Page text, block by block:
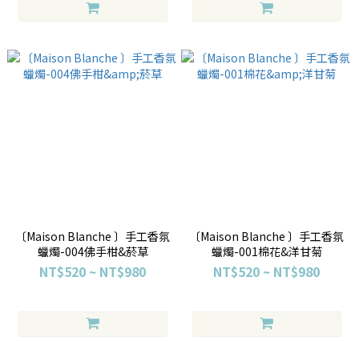
〔Maison Blanche 〕手工香氛
蠟燭-004佛手柑&菸草
NT$520 ~ NT$980
〔Maison Blanche 〕手工香氛
蠟燭-001棉花&洋甘菊
NT$520 ~ NT$980